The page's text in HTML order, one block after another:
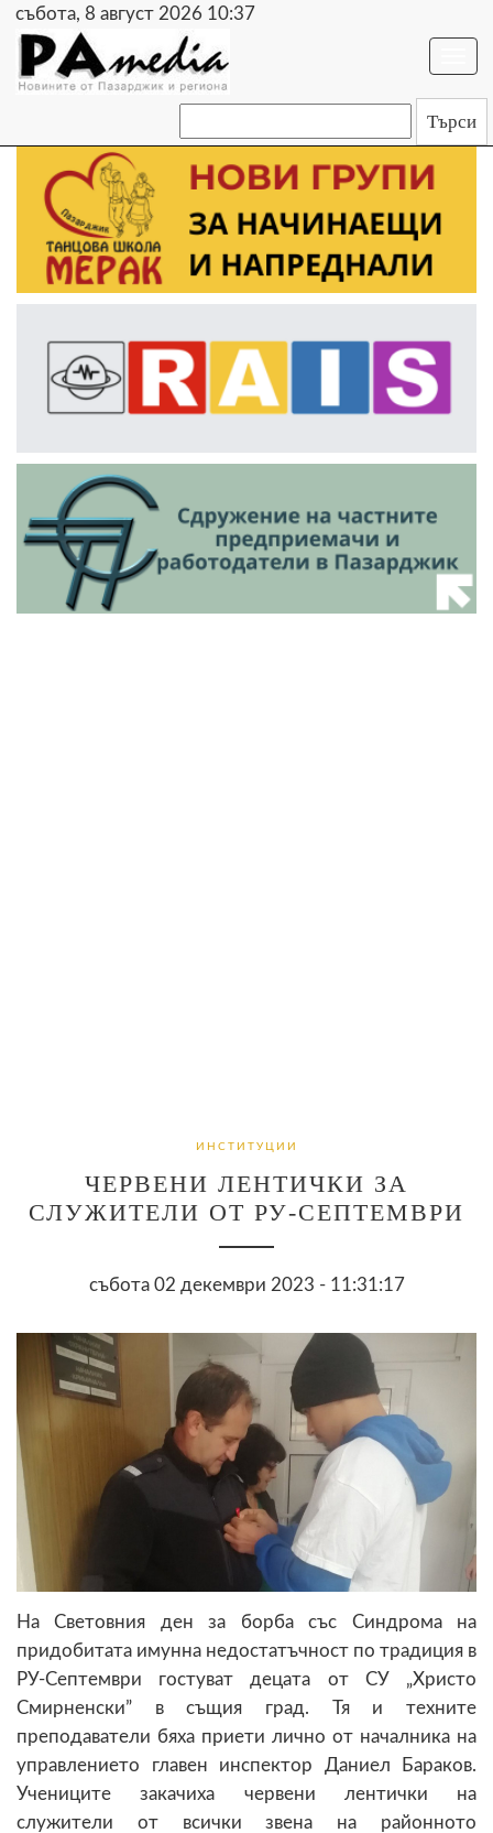
събота, 8 август 2026 10:37
ИНСТИТУЦИИ
ЧЕРВЕНИ ЛЕНТИЧКИ ЗА
СЛУЖИТЕЛИ ОТ РУ-СЕПТЕМВРИ
събота 02 декември 2023 - 11:31:17
На Световния ден за борба със Синдрома на
придобитата имунна недостатъчност по традиция в
РУ-Септември гостуват децата от СУ „Христо
Смирненски” в същия град. Тя и техните
преподаватели бяха приети лично от началника на
управлението главен инспектор Даниел Бараков.
Учениците закачиха червени лентички на
служители от всички звена на районното